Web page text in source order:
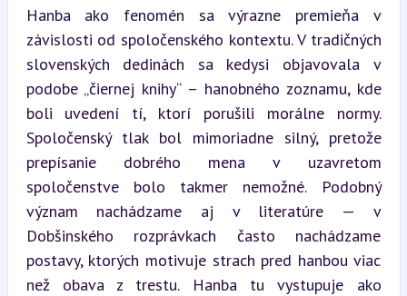
Hanba ako fenomén sa výrazne premieňa v
závislosti od spoločenského kontextu. V tradičných
slovenských dedinách sa kedysi objavovala v
podobe „čiernej knihy“ – hanobného zoznamu, kde
boli uvedení tí, ktorí porušili morálne normy.
Spoločenský tlak bol mimoriadne silný, pretože
prepísanie dobrého mena v uzavretom
spoločenstve bolo takmer nemožné. Podobný
význam nachádzame aj v literatúre — v
Dobšinského rozprávkach často nachádzame
postavy, ktorých motivuje strach pred hanbou viac
než obava z trestu. Hanba tu vystupuje ako